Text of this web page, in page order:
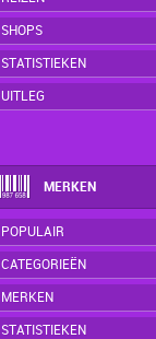
SHOPS
STATISTIEKEN
UITLEG
MERKEN
POPULAIR
CATEGORIEËN
MERKEN
STATISTIEKEN